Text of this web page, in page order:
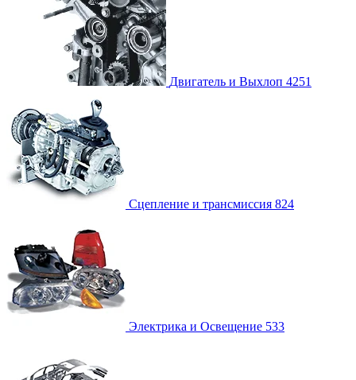
Двигатель и Выхлоп 4251
Сцепление и трансмиссия 824
Электрика и Освещение 533